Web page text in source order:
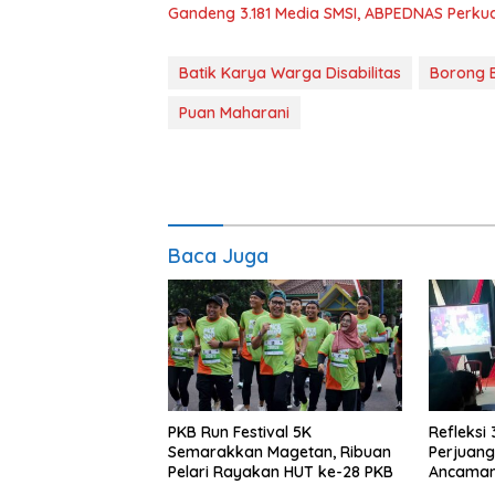
Gandeng 3.181 Media SMSI, ABPEDNAS
Batik Karya Warga Disabilitas
Borong
Puan Maharani
Baca Juga
PKB Run Festival 5K
Semarakkan Magetan, Ribuan
Pelari Rayakan HUT ke-28 PKB
Refleksi